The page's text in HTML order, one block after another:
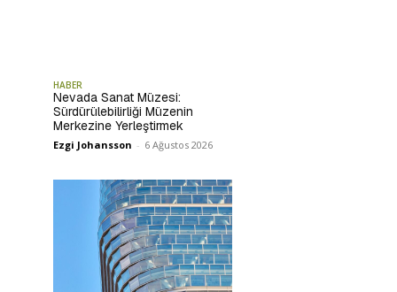
HABER
Nevada Sanat Müzesi:
Sürdürülebilirliği Müzenin
Merkezine Yerleştirmek
Ezgi Johansson - 6 Ağustos 2026